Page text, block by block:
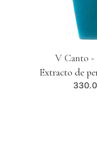
V Canto -
Extracto de